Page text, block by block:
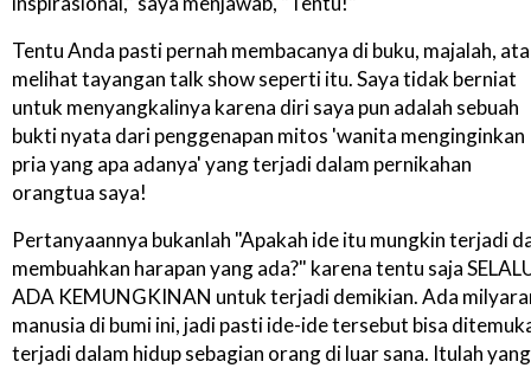
Tentu Anda pasti pernah membacanya di buku, majalah,
melihat tayangan talk show seperti itu. Saya tidak berniat
untuk menyangkalinya karena diri saya pun adalah sebuah
bukti nyata dari penggenapan mitos 'wanita menginginkan
pria yang apa adanya' yang terjadi dalam pernikahan
orangtua saya!
Pertanyaannya bukanlah "Apakah ide itu mungkin terjadi
membuahkan harapan yang ada?" karena tentu saja
ADA KEMUNGKINAN untuk terjadi demikian. Ada
manusia di bumi ini, jadi pasti ide-ide tersebut bisa
terjadi dalam hidup sebagian orang di luar sana. Itulah yang